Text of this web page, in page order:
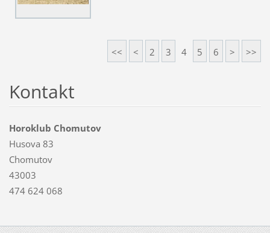
<< < 2 3 4 5 6 > >>
Kontakt
Horoklub Chomutov
Husova 83
Chomutov
43003
474 624 068